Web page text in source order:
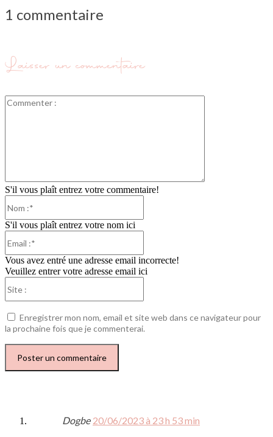
1 commentaire
Dogbe 20/06/2023 à 23 h 53 min
Laisser un commentaire
S'il vous plaît entrez votre commentaire!
S'il vous plaît entrez votre nom ici
Vous avez entré une adresse email incorrecte!
Veuillez entrer votre adresse email ici
Enregistrer mon nom, email et site web dans ce navigateur pour
la prochaine fois que je commenterai.